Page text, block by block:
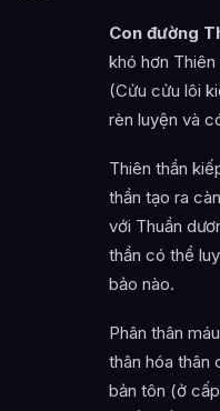
Con đường
khó hơn
(Cửu cửu lôi
rèn luyện và
Thiên thần
thần tạo ra
với Thuần
thần có thể
bảo nào.
Phân thân
thân hóa thân
bản tôn (ở